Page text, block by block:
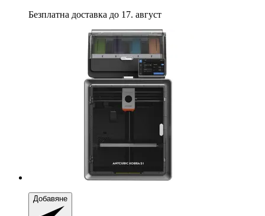
Безплатна доставка до 17. август
Добавяне